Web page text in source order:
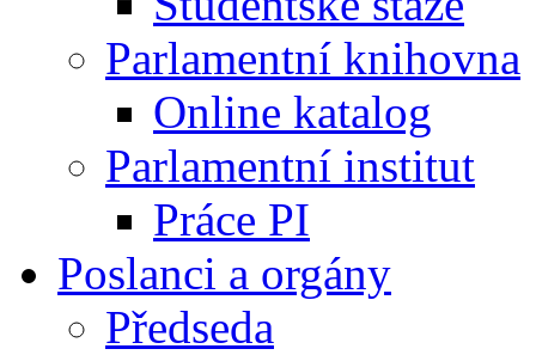
Parlamentní knihovna
Online katalog
Parlamentní institut
Práce PI
Poslanci a orgány
Předseda